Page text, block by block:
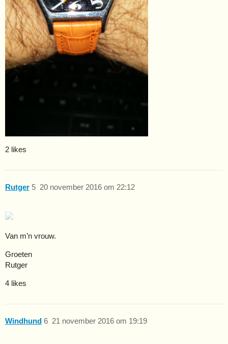
2 likes
Rutger 20 november 2016 om 22:12
5
Van m’n vrouw.
Groeten
Rutger
4 likes
Windhund 21 november 2016 om 19:19
6